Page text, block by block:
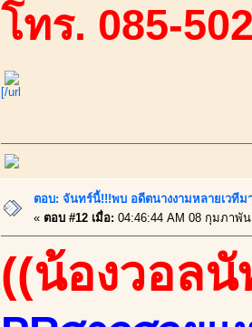
โทร. 085-
[/url
ตอบ: จันทร์นี้!!!พบ อดีตนางงามหลายเวที
« ตอบ #12 เมื่อ: 04:46:44 AM 08 กุมภาพั
((น้องวอลนั